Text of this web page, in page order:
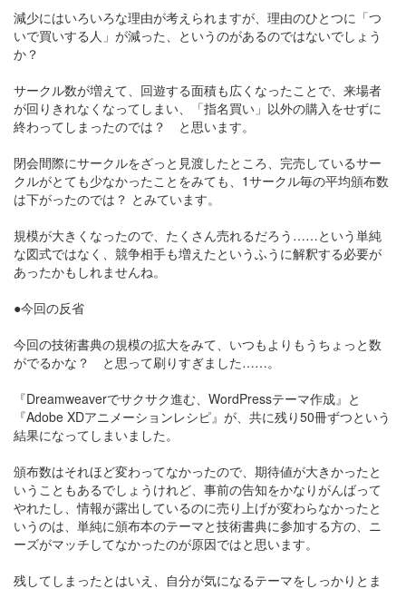
減少にはいろいろな理由が考えられますが、理由のひとつに「つ
いで買いする人」が減った、というのがあるのではないでしょう
か？
サークル数が増えて、回遊する面積も広くなったことで、来場者
が回りきれなくなってしまい、「指名買い」以外の購入をせずに
終わってしまったのでは？ と思います。
閉会間際にサークルをざっと見渡したところ、完売しているサー
クルがとても少なかったことをみても、1サークル毎の平均頒布数
は下がったのでは？ とみています。
規模が大きくなったので、たくさん売れるだろう……という単純
な図式ではなく、競争相手も増えたというふうに解釈する必要が
あったかもしれませんね。
●今回の反省
今回の技術書典の規模の拡大をみて、いつもよりもうちょっと数
がでるかな？ と思って刷りすぎました……。
『Dreamweaverでサクサク進む、WordPressテーマ作成』と
『Adobe XDアニメーションレシピ』が、共に残り50冊ずつという
結果になってしまいました。
頒布数はそれほど変わってなかったので、期待値が大きかったと
いうこともあるでしょうけれど、事前の告知をかなりがんばって
やれたし、情報が露出しているのに売り上げが変わらなかったと
いうのは、単純に頒布本のテーマと技術書典に参加する方の、ニ
ーズがマッチしてなかったのが原因ではと思います。
残してしまったとはいえ、自分が気になるテーマをしっかりとま